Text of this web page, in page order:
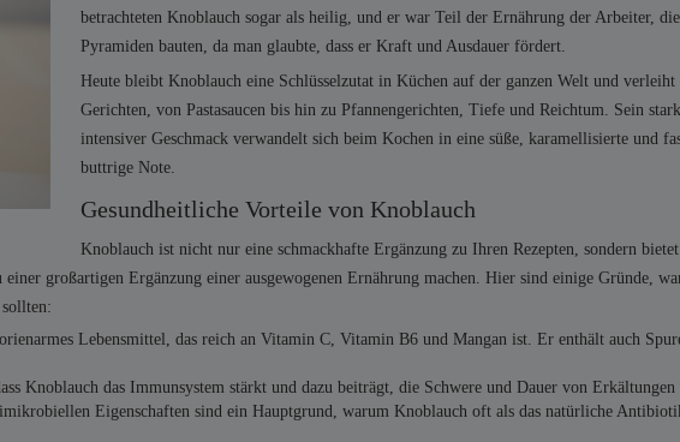
betrachteten Knoblauch sogar als heilig, und er war Teil der Ernährung der Arbeiter,
Pyramiden bauten, da man glaubte, dass er Kraft und Ausdauer fördert.
Heute bleibt Knoblauch eine Schlüsselzutat in Küchen auf der ganzen Welt und verleiht
Gerichten, von Pastasaucen bis hin zu Pfannengerichten, Tiefe und Reichtum. Sein
intensiver Geschmack verwandelt sich beim Kochen in eine süße, karamellisierte und
buttrige Note.
Gesundheitliche Vorteile von Knoblauch
Knoblauch ist nicht nur eine schmackhafte Ergänzung zu Ihren Rezepten, sondern
großartigen Ergänzung einer ausgewogenen Ernährung machen. Hier sind einige Gründe,
Lebensmittel, das reich an Vitamin C, Vitamin B6 und Mangan ist. Er enthält auch
Knoblauch das Immunsystem stärkt und dazu beiträgt, die Schwere und Dauer von Erkältungen
Eigenschaften sind ein Hauptgrund, warum Knoblauch oft als das natürliche